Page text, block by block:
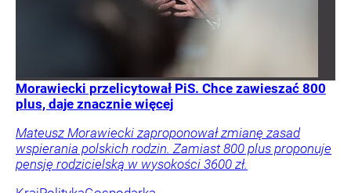
Morawiecki przelicytował PiS. Chce zawieszać 800
plus, daje znacznie więcej
Mateusz Morawiecki zaproponował zmianę zasad
wspierania polskich rodzin. Zamiast 800 plus proponuje
pensję rodzicielską w wysokości 3600 zł.